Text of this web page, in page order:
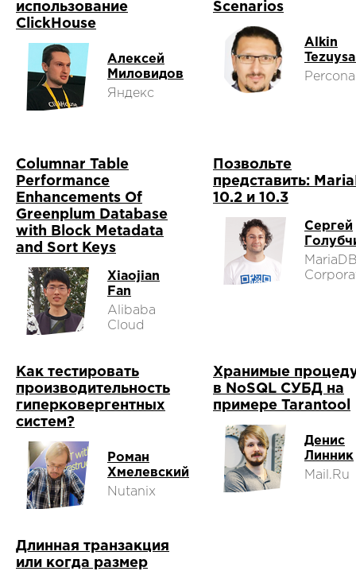
использование
ClickHouse
Алексей
Миловидов
Яндекс
Scenarios
Alkin
Percona
Columnar Table
Performance
Enhancements Of
Greenplum Database
with Block Metadata
and Sort Keys
Xiaojian
Fan
Alibaba
Cloud
Позвольте
представить:
10.2 и 10.3
Сергей
Как тестировать
производительность
гиперковергентных
систем?
Роман
Хмелевский
Nutanix
Хранимые
в NoSQL СУБД на
примере Tarantool
Денис
Линник
Mail.Ru
Длинная транзакция
или когда размер